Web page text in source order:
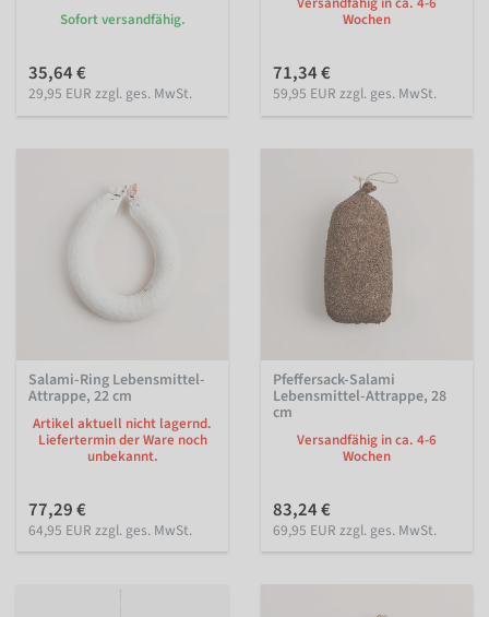
Sofort versandfähig.
35,64 €
29,95 EUR zzgl. ges. MwSt.
Wochen
71,34 €
59,95 EUR zzgl. ges. MwSt.
Salami-Ring Lebensmittel-
Attrappe, 22 cm
Artikel aktuell nicht lagernd.
Liefertermin der Ware noch
unbekannt.
77,29 €
64,95 EUR zzgl. ges. MwSt.
Pfeffersack-Salami
Lebensmittel-Attrappe, 28
cm
Versandfähig in ca. 4-6
Wochen
83,24 €
69,95 EUR zzgl. ges. MwSt.